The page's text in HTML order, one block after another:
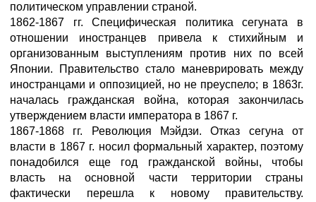
политическом управлении страной.
1862-1867 гг. Специфическая политика сегуната в
отношении иностранцев привела к стихийным и
организованным выступлениям против них по всей
Японии. Правительство стало маневрировать между
иностранцами и оппозицией, но не преуспело; в 1863г.
началась гражданская война, которая закончилась
утверждением власти императора в 1867 г.
1867-1868 гг. Революция Мэйдзи. Отказ сегуна от
власти в 1867 г. носил формальный характер, поэтому
понадобился еще год гражданской войны, чтобы
власть на основной части территории страны
фактически перешла к новому правительству.